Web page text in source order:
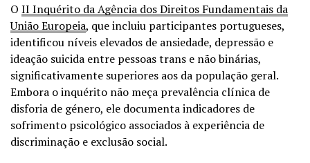
O II Inquérito da Agência dos Direitos Fundamentais da
União Europeia, que incluiu participantes portugueses,
identificou níveis elevados de ansiedade, depressão e
ideação suicida entre pessoas trans e não binárias,
significativamente superiores aos da população geral.
Embora o inquérito não meça prevalência clínica de
disforia de género, ele documenta indicadores de
sofrimento psicológico associados à experiência de
discriminação e exclusão social.